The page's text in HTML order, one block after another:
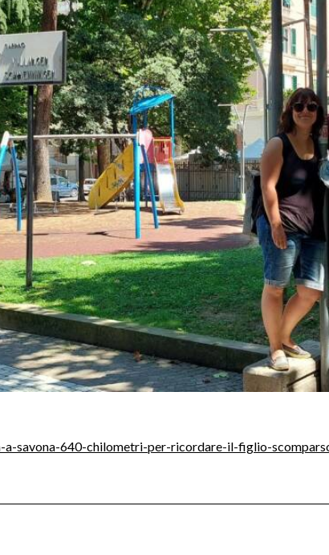
savona-640-chilometri-per-ricordare-il-figlio-